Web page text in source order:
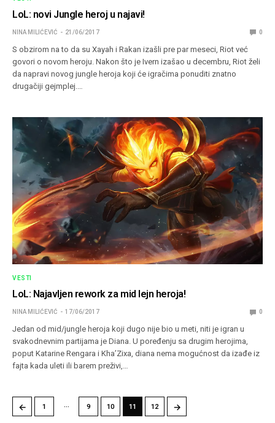
LoL: novi Jungle heroj u najavi!
NINA MILIĆEVIĆ 21/06/2017 0
S obzirom na to da su Xayah i Rakan izašli pre par meseci, Riot već
govori o novom heroju. Nakon što je Ivern izašao u decembru, Riot želi
da napravi novog jungle heroja koji će igračima ponuditi znatno
drugačiji gejmplej.…
VESTI
LoL: Najavljen rework za mid lejn heroja!
NINA MILIĆEVIĆ 17/06/2017 0
Jedan od mid/jungle heroja koji dugo nije bio u meti, niti je igran u
svakodnevnim partijama je Diana. U poređenju sa drugim herojima,
poput Katarine Rengara i Kha’Zixa, diana nema mogućnost da izađe iz
fajta kada uleti ili barem preživi,…
← 1 … 9 10 11 12 →